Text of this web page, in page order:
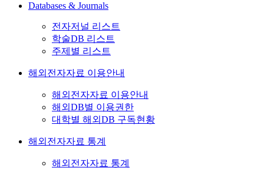
Databases & Journals
전자저널 리스트
학술DB 리스트
주제별 리스트
해외전자자료 이용안내
해외전자자료 이용안내
해외DB별 이용권한
대학별 해외DB 구독현황
해외전자자료 통계
해외전자자료 통계